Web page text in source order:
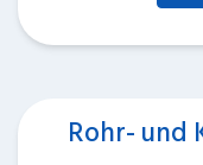
Rohr- und